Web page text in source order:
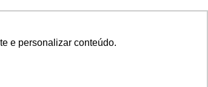
e personalizar conteúdo.